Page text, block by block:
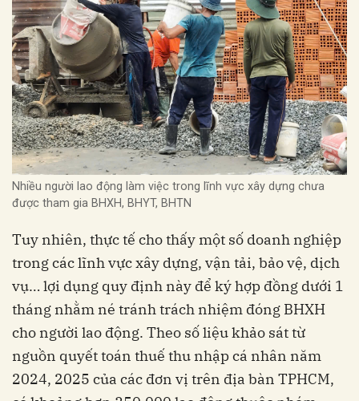
Nhiều người lao động làm việc trong lĩnh vực xây dựng chưa
được tham gia BHXH, BHYT, BHTN
Tuy nhiên, thực tế cho thấy một số doanh nghiệp
trong các lĩnh vực xây dựng, vận tải, bảo vệ, dịch
vụ… lợi dụng quy định này để ký hợp đồng dưới 1
tháng nhằm né tránh trách nhiệm đóng BHXH
cho người lao động. Theo số liệu khảo sát từ
nguồn quyết toán thuế thu nhập cá nhân năm
2024, 2025 của các đơn vị trên địa bàn TPHCM,